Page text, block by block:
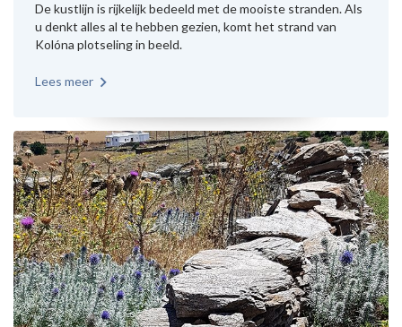
De kustlijn is rijkelijk bedeeld met de mooiste stranden. Als
u denkt alles al te hebben gezien, komt het strand van
Kolóna plotseling in beeld.
Lees meer